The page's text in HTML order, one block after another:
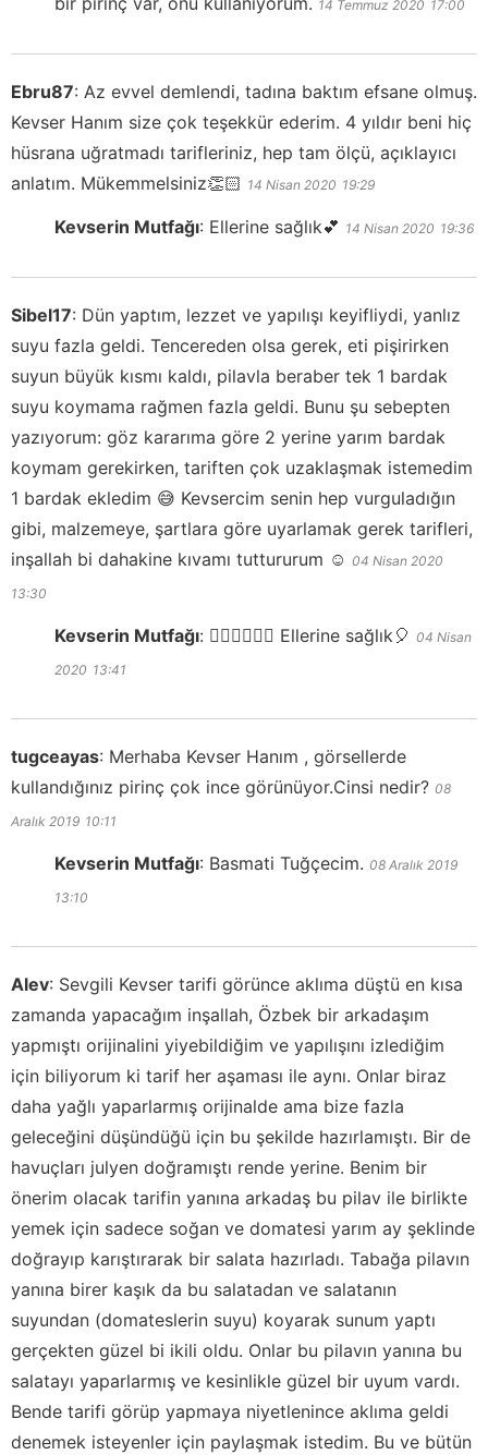
14 Temmuz 2020 17:00
Ebru87: Az evvel demlendi, tadına baktım efsane olmuş.
Kevser Hanım size çok teşekkür ederim. 4 yıldır beni hiç
hüsrana uğratmadı tarifleriniz, hep tam ölçü, açıklayıcı
anlatım. Mükemmelsiniz👏🏻 14 Nisan 2020 19:29
Kevserin Mutfağı: Ellerine sağlık💕 14 Nisan 2020 19:36
Sibel17: Dün yaptım, lezzet ve yapılışı keyifliydi, yanlız
suyu fazla geldi. Tencereden olsa gerek, eti pişirirken
suyun büyük kısmı kaldı, pilavla beraber tek 1 bardak
suyu koymama rağmen fazla geldi. Bunu şu sebepten
yazıyorum: göz kararıma göre 2 yerine yarım bardak
koymam gerekirken, tariften çok uzaklaşmak istemedim
1 bardak ekledim 😅 Kevsercim senin hep vurguladığın
gibi, malzemeye, şartlara göre uyarlamak gerek tarifleri,
inşallah bi dahakine kıvamı tuttururum ☺️ 04 Nisan 2020
13:30
Kevserin Mutfağı: 👍🏻👍🏻👍🏻 Ellerine sağlık🎈 04 Nisan
2020 13:41
tugceayas: Merhaba Kevser Hanım , görsellerde
kullandığınız pirinç çok ince görünüyor.Cinsi nedir? 08
Aralık 2019 10:11
Kevserin Mutfağı: Basmati Tuğçecim. 08 Aralık 2019
13:10
Alev: Sevgili Kevser tarifi görünce aklıma düştü en kısa
zamanda yapacağım inşallah, Özbek bir arkadaşım
yapmıştı orijinalini yiyebildiğim ve yapılışını izlediğim
için biliyorum ki tarif her aşaması ile aynı. Onlar biraz
daha yağlı yaparlarmış orijinalde ama bize fazla
geleceğini düşündüğü için bu şekilde hazırlamıştı. Bir de
havuçları julyen doğramıştı rende yerine. Benim bir
önerim olacak tarifin yanına arkadaş bu pilav ile birlikte
yemek için sadece soğan ve domatesi yarım ay şeklinde
doğrayıp karıştırarak bir salata hazırladı. Tabağa pilavın
yanına birer kaşık da bu salatadan ve salatanın
suyundan (domateslerin suyu) koyarak sunum yaptı
gerçekten güzel bi ikili oldu. Onlar bu pilavın yanına bu
salatayı yaparlarmış ve kesinlikle güzel bir uyum vardı.
Bende tarifi görüp yapmaya niyetlenince aklıma geldi
denemek isteyenler için paylaşmak istedim. Bu ve bütün